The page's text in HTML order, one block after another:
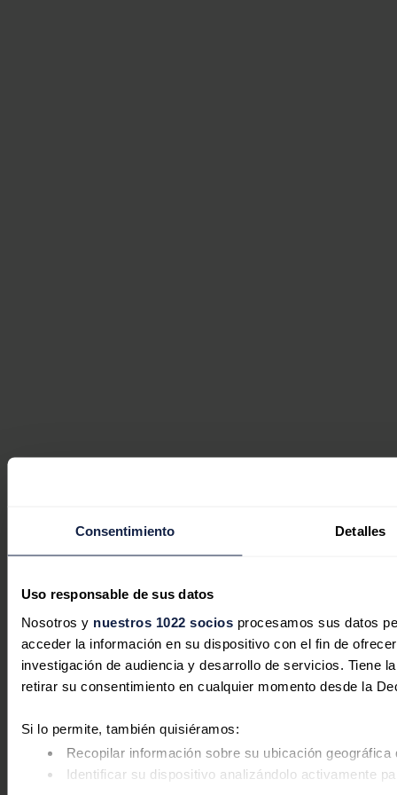
Consentimiento Detalles
Uso responsable de sus datos
Nosotros y nuestros 1022 sociosprocesamos sus datos
acceder la información en su dispositivo con el fin de
investigación de audiencia y desarrollo de servicios. Tiene
retirar su consentimiento en cualquier momento desde la
Si lo permite, también quisiéramos:
Recopilar información sobre su ubicación
Identificar su dispositivo analizándolo activamente